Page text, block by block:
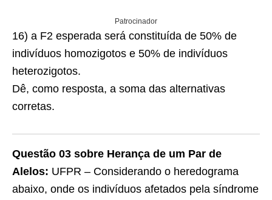
Patrocinador
16) a F2 esperada será constituída de 50% de
indivíduos homozigotos e 50% de indivíduos
heterozigotos.
Dê, como resposta, a soma das alternativas
corretas.
Questão 03 sobre Herança de um Par de
Alelos: UFPR – Considerando o heredograma
abaixo, onde os indivíduos afetados pela síndrome